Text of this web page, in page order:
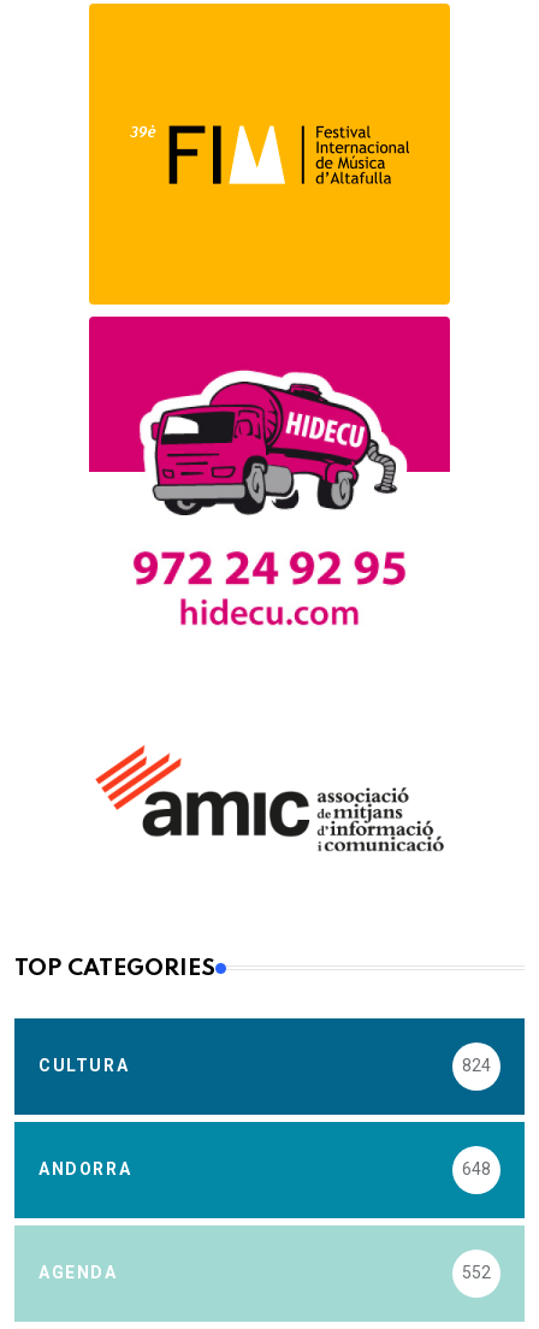
TOP CATEGORIES
CULTURA 824
ANDORRA 648
AGENDA 552